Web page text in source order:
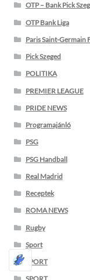
OTP – Bank Pick
OTP Bank Liga
Paris Saint-Germain
Pick Szeged
POLITIKA
PREMIER LEAGUE
PRIDE NEWS
Programajánló
PSG
PSG Handball
Real Madrid
Receptek
ROMA NEWS
Rugby
Sport
SPORT